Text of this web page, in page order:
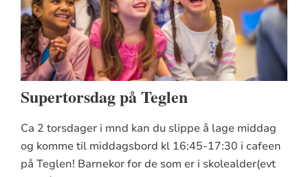
Supertorsdag på Teglen
Ca 2 torsdager i mnd kan du slippe å lage middag
og komme til middagsbord kl 16:45-17:30 i cafeen
på Teglen! Barnekor for de som er i skolealder(evt